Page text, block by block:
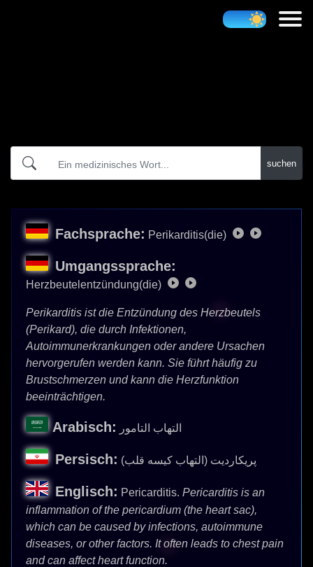
suchen
Fachsprache: Perikarditis(die)
Umgangssprache:
Herzbeutelentzündung(die)
Perikarditis ist die Entzündung des Herzbeutels
(Perikard), die durch Infektionen,
Autoimmunerkrankungen oder andere Ursachen
hervorgerufen werden kann. Sie führt häufig zu
Brustschmerzen und kann die Herzfunktion
beeinträchtigen.
Arabisch: التهاب التامور
Persisch: پریکاردیت (التهاب کیسه قلب)
Englisch: Pericarditis. Pericarditis is an
inflammation of the pericardium (the heart sac),
which can be caused by infections, autoimmune
diseases, or other factors. It often leads to chest pain
and can affect heart function.